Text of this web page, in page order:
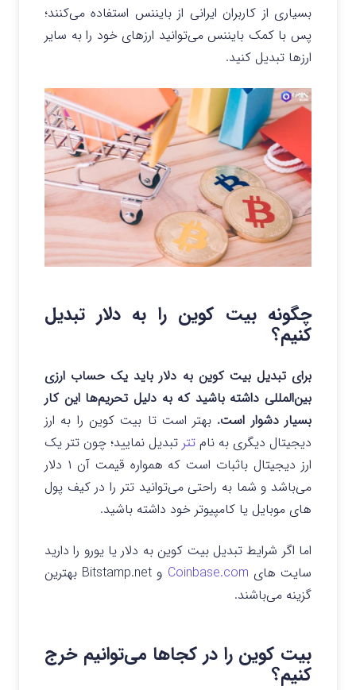
بسیاری از کاربران ایرانی از بایننس استفاده می‌کنند؛
پس با کمک بایننس می‌توانید ارزهای خود را به سایر
ارزها تبدیل کنید.
چگونه بیت کوین را به دلار تبدیل
کنیم؟
برای تبدیل بیت کوین به دلار باید یک حساب ارزی
بین‌المللی داشته باشید که به دلیل تحریم‌ها این کار
بسیار دشوار است. بهتر است تا بیت کوین را به ارز
دیجیتال دیگری به نام تتر تبدیل نمایید؛ چون تتر یک
ارز دیجیتال باثبات است که همواره قیمت آن ۱ دلار
می‌باشد و شما به راحتی می‌توانید تتر را در کیف ‌پول‌
های موبایل یا کامپیوتر خود داشته باشید.
اما اگر شرایط تبدیل بیت کوین به دلار یا یورو را دارید
سایت‌ های Coinbase.com
و Bitstamp.net بهترین
گزینه می‌باشند.
بیت کوین را در کجاها می‌توانیم خرج
کنیم؟